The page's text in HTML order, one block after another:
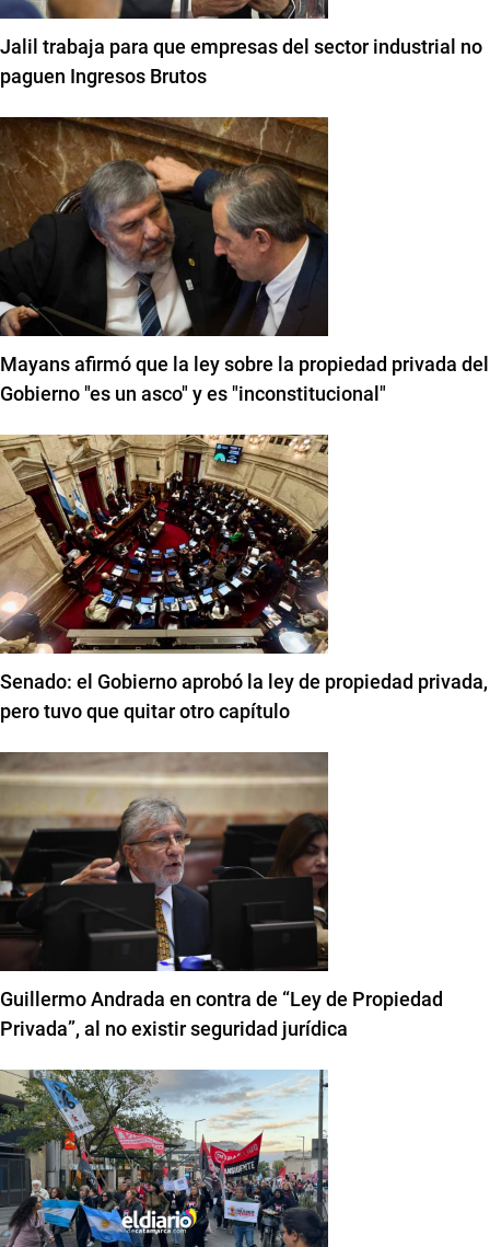
Jalil trabaja para que empresas del sector industrial no
paguen Ingresos Brutos
Mayans afirmó que la ley sobre la propiedad privada del
Gobierno "es un asco" y es "inconstitucional"
Senado: el Gobierno aprobó la ley de propiedad privada,
pero tuvo que quitar otro capítulo
Guillermo Andrada en contra de “Ley de Propiedad
Privada”, al no existir seguridad jurídica